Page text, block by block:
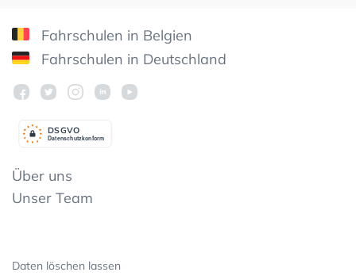
Fahrschulen in Belgien
Fahrschulen in Deutschland
Datenschutzkonform
DSGVO
Über uns
Unser Team
Daten löschen lassen